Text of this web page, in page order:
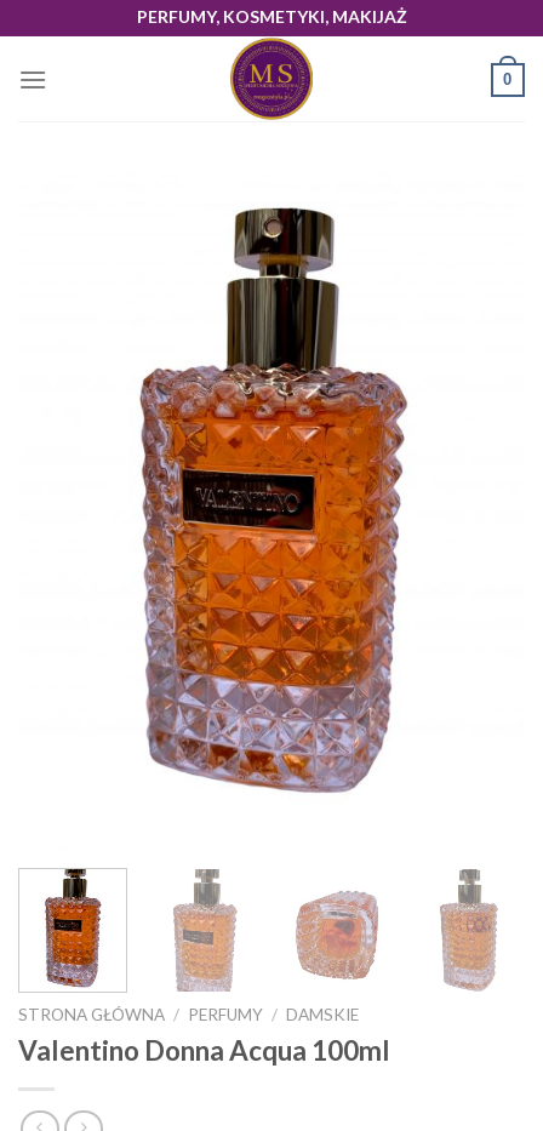
to
content
PERFUMY, KOSMETYKI, MAKIJAŻ
0
STRONA GŁÓWNA / PERFUMY / DAMSKIE
Valentino Donna Acqua 100ml